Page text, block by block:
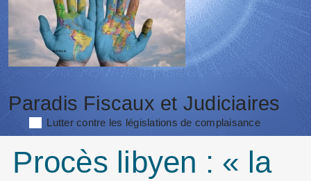
Paradis Fiscaux et Judiciaires
Lutter contre les législations de complaisance
Procès libyen : « la